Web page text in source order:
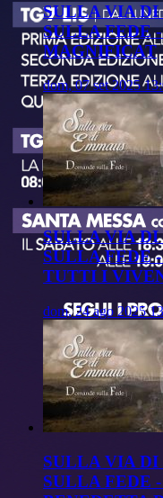
SULLA VIA DI
SULLA FEDE
MAGNIFICAT
dom, 07 set 2025
SULLA VIA DI
SULLA FEDE
TUTTI I
dom, 24 ago 2025
SULLA VIA DI
SULLA FEDE